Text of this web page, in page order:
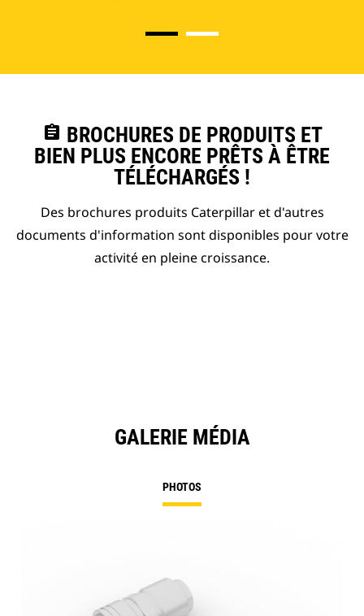
assignment BROCHURES DE PRODUITS ET
BIEN PLUS ENCORE PRÊTS À ÊTRE
TÉLÉCHARGÉS !
Des brochures produits Caterpillar et d'autres
documents d'information sont disponibles pour votre
activité en pleine croissance.
GALERIE MÉDIA
PHOTOS